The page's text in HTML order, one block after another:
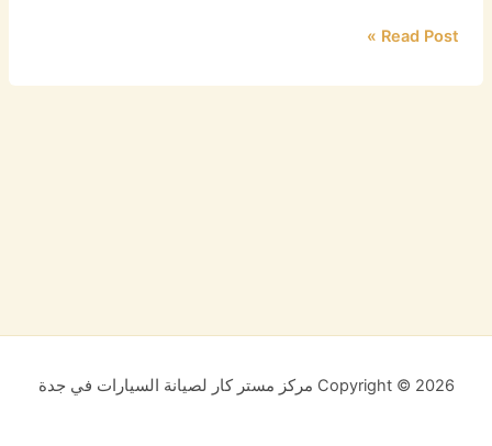
Read Post »
Copyright © 2026 مركز مستر كار لصيانة السيارات في جدة